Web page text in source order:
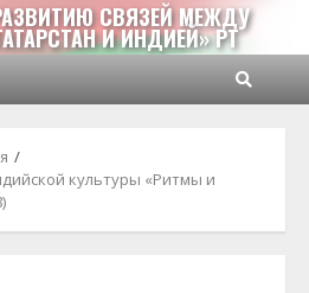
СВЯЗЕЙ МЕЖДУ
И ИНДИЕЙ» РТ
культуры «Ритмы и